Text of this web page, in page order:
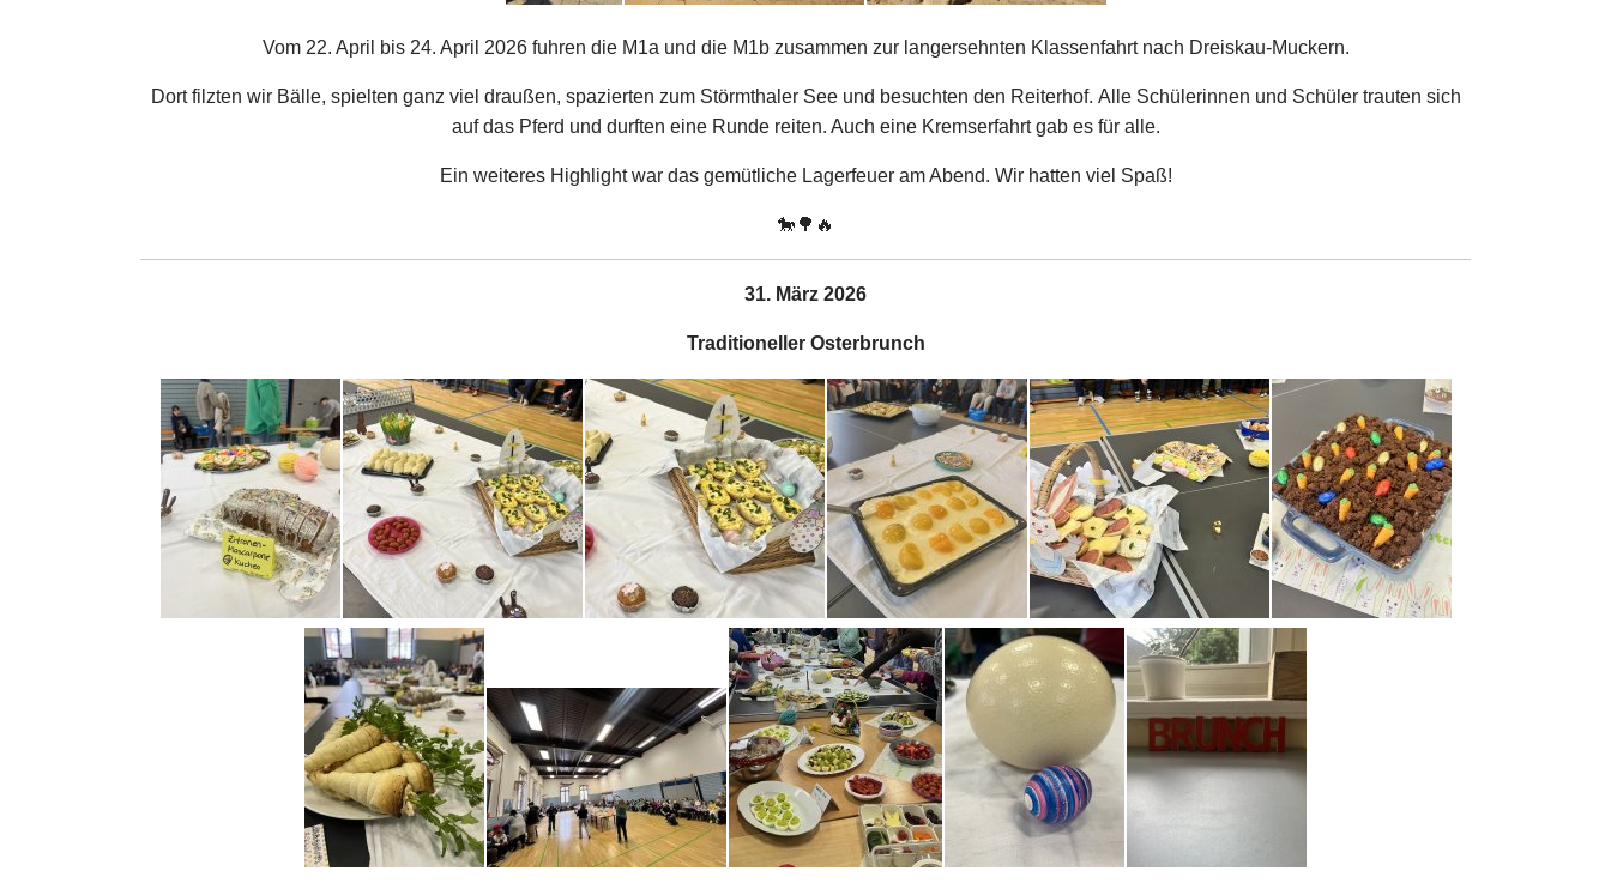
Vom 22. April bis 24. April 2026 fuhren die M1a und die M1b zusammen zur langersehnten Klassenfahrt nach Dreiskau-Muckern.
Dort filzten wir Bälle, spielten ganz viel draußen, spazierten zum Störmthaler See und besuchten den Reiterhof. Alle Schülerinnen und Schüler trauten sich
auf das Pferd und durften eine Runde reiten. Auch eine Kremserfahrt gab es für alle.
Ein weiteres Highlight war das gemütliche Lagerfeuer am Abend. Wir hatten viel Spaß!
🐎🌳🔥
31. März 2026
Traditioneller Osterbrunch